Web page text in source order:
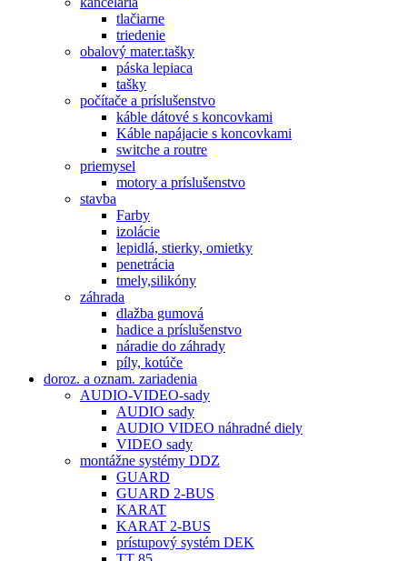
tlačiarne
triedenie
obalový mater.tašky
páska lepiaca
tašky
počítače a príslušenstvo
káble dátové s koncovkami
Káble napájacie s koncovkami
switche a routre
priemysel
motory a príslušenstvo
stavba
Farby
izolácie
lepidlá, stierky, omietky
penetrácia
tmely,silikóny
záhrada
dlažba gumová
hadice a príslušenstvo
náradie do záhrady
píly, kotúče
doroz. a oznam. zariadenia
AUDIO-VIDEO-sady
AUDIO sady
AUDIO VIDEO náhradné diely
VIDEO sady
montážne systémy DDZ
GUARD
GUARD 2-BUS
KARAT
KARAT 2-BUS
prístupový systém DEK